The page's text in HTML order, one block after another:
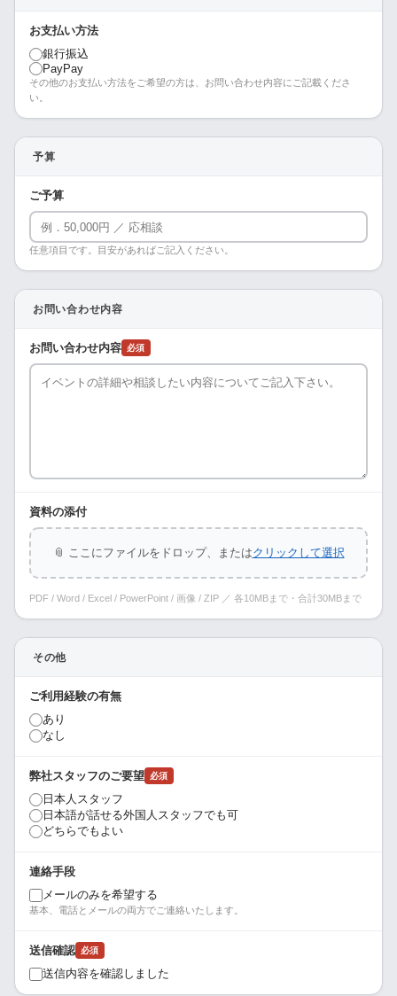
お支払い方法
銀行振込
PayPay
その他のお支払い方法をご希望の方は、お問い合わせ内容にご記載くださ
い。
予算
ご予算
任意項目です。目安があればご記入ください。
お問い合わせ内容
お問い合わせ内容 必須
資料の添付
📎 ここにファイルをドロップ、またはクリックして選択
PDF / Word / Excel / PowerPoint / 画像 / ZIP ／ 各10MBまで・合計30MBまで
その他
ご利用経験の有無
あり
なし
弊社スタッフのご要望 必須
日本人スタッフ
日本語が話せる外国人スタッフでも可
どちらでもよい
連絡手段
メールのみを希望する
基本、電話とメールの両方でご連絡いたします。
送信確認 必須
送信内容を確認しました